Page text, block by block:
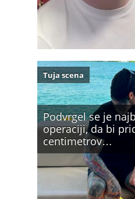
Podvrgel se je
operaciji, da bi
centimetrov…
Tuja scena